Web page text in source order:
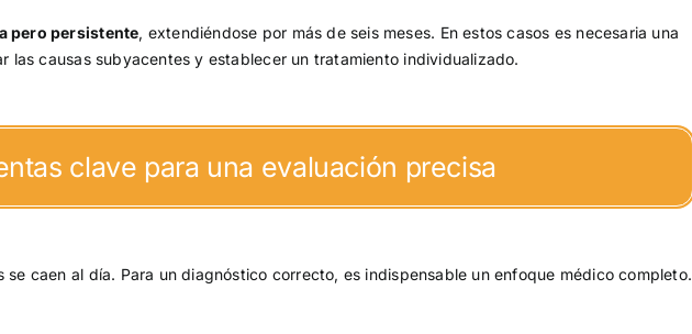
pero persistente, extendiéndose por más de seis meses. En estos casos es necesaria una
las causas subyacentes y establecer un tratamiento individualizado.
clave para una evaluación precisa
caen al día. Para un diagnóstico correcto, es indispensable un enfoque médico completo.